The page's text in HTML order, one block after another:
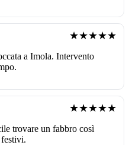
★★★★★
a Imola. Intervento
★★★★★
trovare un fabbro così